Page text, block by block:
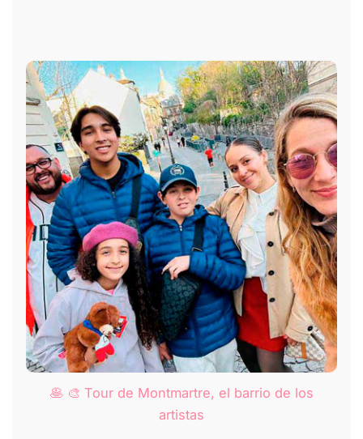
🥞 🎨 Tour de Montmartre, el barrio de los
artistas